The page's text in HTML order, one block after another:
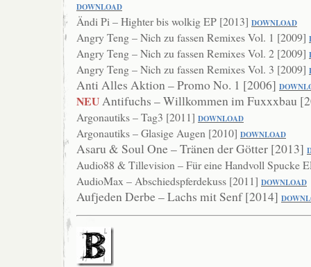
DOWNLOAD
Ändi Pi – Highter bis wolkig EP [2013] DOWNLOAD
Angry Teng – Nich zu fassen Remixes Vol. 1 [2009]
Angry Teng – Nich zu fassen Remixes Vol. 2 [2009]
Angry Teng – Nich zu fassen Remixes Vol. 3 [2009]
Anti Alles Aktion – Promo No. 1 [2006] DOWNL
NEUAntifuchs – Willkommen im Fuxxxbau
Argonautiks – Tag3 [2011] DOWNLOAD
Argonautiks – Glasige Augen [2010] DOWNLOAD
Asaru & Soul One – Tränen der Götter [2013]
Audio88 & Tillevision – Für eine Handvoll Spucke
AudioMax – Abschiedspferdekuss [2011] DOWNLOAD
Aufjeden Derbe – Lachs mit Senf [2014] DO